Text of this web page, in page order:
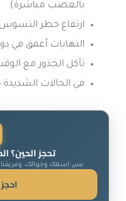
بالعصب مباشرة)
ارتفاع خطر
التهابات أعمق في
تآكل الجذور مع
في الحالات الشديدة
تحجز الحين؟
بس اسمك وجوالك،